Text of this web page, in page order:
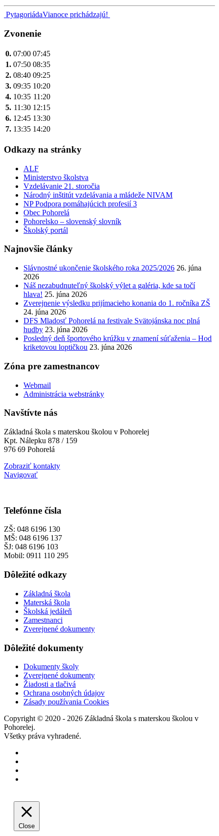
Navigácia
v
PytagoriádaVianoce prichádzajú!
Zvonenie
0. 07:00 07:45
1. 07:50 08:35
2. 08:40 09:25
3. 09:35 10:20
4. 10:35 11:20
5. 11:30 12:15
6. 12:45 13:30
7. 13:35 14:20
Odkazy na stránky
ALF
Ministerstvo školstva
Vzdelávanie 21. storočia
Národný inštitút vzdelávania a mládeže NIVAM
NP Podpora pomáhajúcich profesií 3
Obec Pohorelá
Pohorelsko – slovenský slovník
Školský portál
Najnovšie články
Slávnostné ukončenie školského roka 2025/2026 26. júna
2026
Náš nezabudnuteľný školský výlet a galéria, kde sa točí
hlava! 25. júna 2026
Zverejnenie výsledku prijímacieho konania do 1. ročníka ZŠ
24. júna 2026
DFS Mladosť Pohorelá na festivale Svätojánska noc plná
hudby 23. júna 2026
Posledný deň športového krúžku v znamení súťaženia – Hod
kriketovou loptičkou 23. júna 2026
Zóna pre zamestnancov
Webmail
Administrácia webstránky
Navštívte nás
Základná škola s materskou školou v Pohorelej
Kpt. Nálepku 878 / 159
976 69 Pohorelá
Zobraziť kontakty
Navigovať
Telefónne čísla
ZŠ: 048 6196 130
MŠ: 048 6196 137
ŠJ: 048 6196 103
Mobil: 0911 110 295
Dôležité odkazy
Základná škola
Materská škola
Školská jedáleň
Zamestnanci
Zverejnené dokumenty
Dôležité dokumenty
Dokumenty školy
Zverejnené dokumenty
Žiadosti a tlačivá
Ochrana osobných údajov
Zásady používania Cookies
Copyright © 2020 - 2026 Základná škola s materskou školou v
Pohorelej.
Všetky práva vyhradené.
Close